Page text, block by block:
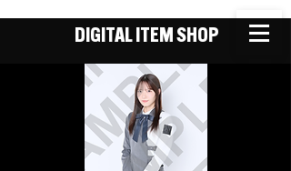
DIGITAL ITEM SHOP